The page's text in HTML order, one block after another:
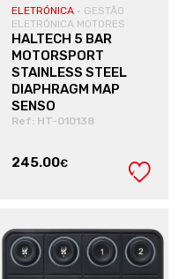
ELETRÓNICA · GESTÃO
ELETRÓNICA MOTORES
HALTECH 5 BAR
MOTORSPORT
STAINLESS STEEL
DIAPHRAGM MAP
SENSO
Ref: HT-010138
245.00€